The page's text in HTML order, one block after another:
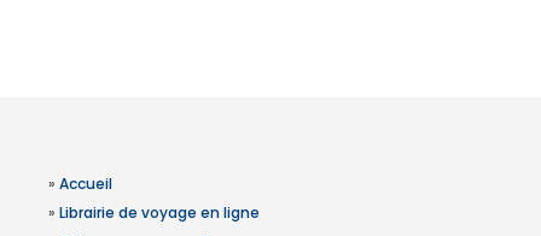
» Accueil
» Librairie de voyage en ligne